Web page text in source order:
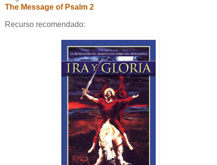
The Message of Psalm 2
Recurso recomendado: